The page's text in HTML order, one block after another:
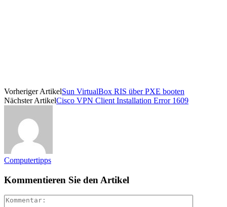
Vorheriger ArtikelSun VirtualBox RIS über PXE booten
Nächster ArtikelCisco VPN Client Installation Error 1609
Computertipps
Kommentieren Sie den Artikel